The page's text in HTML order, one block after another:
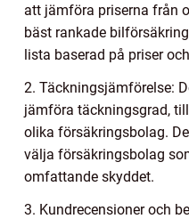
att jämföra priserna från
bäst rankade
lista baserad på priser
2. Täckningsjämförelse:
jämföra täckningsgrad,
olika försäkringsbolag.
välja försäkringsbolag
omfattande skyddet.
3. Kundrecensioner och